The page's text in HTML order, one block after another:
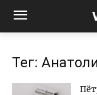
Тег: